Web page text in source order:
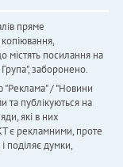
пряме
містять посилання на
заборонено.
"Реклама" / "Новини
та публікуються на
які в них
є рекламними, проте
поділяє думки,